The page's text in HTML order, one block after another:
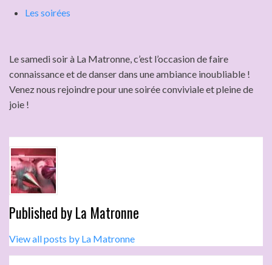
Les soirées
Le samedi soir à La Matronne, c’est l’occasion de faire
connaissance et de danser dans une ambiance inoubliable !
Venez nous rejoindre pour une soirée conviviale et pleine de
joie !
Published byLa Matronne
View all posts by La Matronne